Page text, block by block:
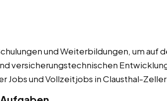
und Weiterbildungen, um auf
versicherungstechnischen
Jobs und Vollzeitjobs in Clausthal-